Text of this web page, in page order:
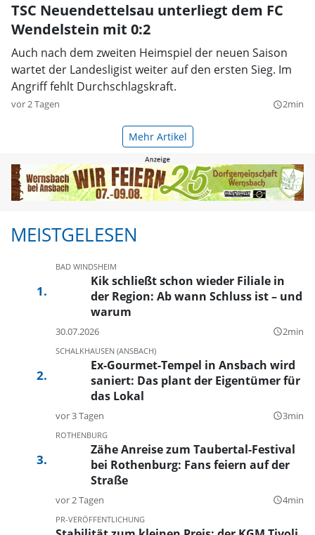
TSC Neuendettelsau unterliegt dem FC
Wendelstein mit 0:2
Auch nach dem zweiten Heimspiel der neuen Saison
wartet der Landesligist weiter auf den ersten Sieg. Im
Angriff fehlt Durchschlagskraft.
vor 2 Tagen query_builder2min
Mehr Artikel
MEISTGELESEN
BAD WINDSHEIM
Kik schließt schon wieder Filiale in
der Region: Ab wann Schluss ist – und
warum
30.07.2026 query_builder2min
SCHALKHAUSEN (ANSBACH)
Ex-Gourmet-Tempel in Ansbach wird
saniert: Das plant der Eigentümer für
das Lokal
vor 3 Tagen query_builder3min
ROTHENBURG
Zähe Anreise zum Taubertal-Festival
bei Rothenburg: Fans feiern auf der
Straße
vor 2 Tagen query_builder4min
PR-VERÖFFENTLICHUNG